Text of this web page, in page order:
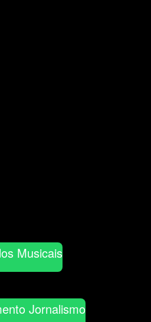
Musicais
Jornalismo